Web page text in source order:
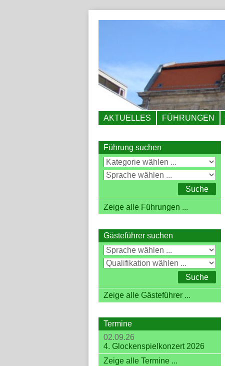
AKTUELLES FÜHRUNGEN
Führung suchen
Zeige alle Führungen ...
Gästeführer suchen
Zeige alle Gästeführer ...
Termine
02.09.26
4. Glockenspielkonzert 2026
Zeige alle Termine ...